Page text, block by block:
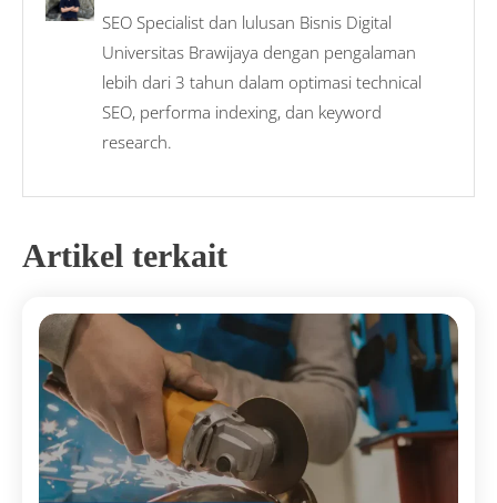
SEO Specialist dan lulusan Bisnis Digital
Universitas Brawijaya dengan pengalaman
lebih dari 3 tahun dalam optimasi technical
SEO, performa indexing, dan keyword
research.
Artikel terkait